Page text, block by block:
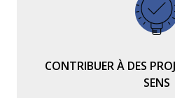
CONTRIBUER À DES
SENS